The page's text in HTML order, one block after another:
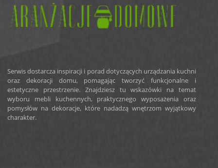
Serwis dostarcza inspiracji i porad dotyczących urządzania kuchni
oraz dekoracji domu, pomagając tworzyć funkcjonalne i
estetyczne przestrzenie. Znajdziesz tu wskazówki na temat
wyboru mebli kuchennych, praktycznego wyposażenia oraz
pomysłów na dekoracje, które nadadzą wnętrzom wyjątkowy
charakter.